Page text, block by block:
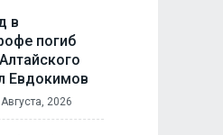
в
погиб
Евдокимов
2026